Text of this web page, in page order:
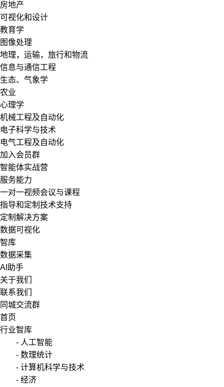
房地产
可视化和设计
教育学
图像处理
地理，运输，旅行和物流
信息与通信工程
生态、气象学
农业
心理学
机械工程及自动化
电子科学与技术
电气工程及自动化
加入会员群
智能体实战营
服务能力
一对一视频会议与课程
指导和定制技术支持
定制解决方案
数据可视化
智库
数据采集
AI助手
关于我们
联系我们
同城交流群
首页
行业智库
- 人工智能
- 数理统计
- 计算机科学与技术
- 经济